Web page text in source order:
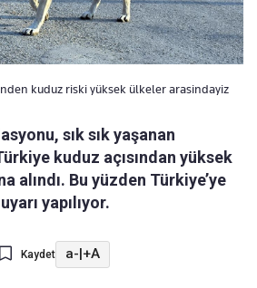
kuduz riski yüksek ülkeler arasindayiz
sık sık yaşanan
kuduz açısından yüksek
alındı. Bu yüzden Türkiye’ye
yapılıyor.
Kaydet a-|+A